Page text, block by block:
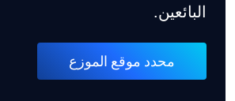
البائعين.
محدد موقع الموزع